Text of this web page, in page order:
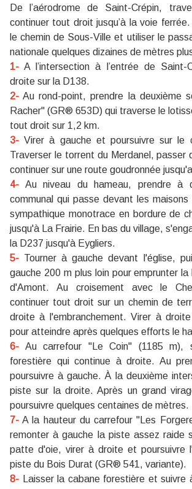
De l’aérodrome de Saint-Crépin,
continuer tout droit jusqu’à la voie
le chemin de Sous-Ville et utiliser le
nationale quelques dizaines de mètres
1- A l’intersection à l’entrée de Saint-
droite sur la D138.
2- Au rond-point, prendre la deuxième
Racher" (GR® 653D) qui traverse le
tout droit sur 1,2 km.
3- Virer à gauche et poursuivre sur le
Traverser le torrent du Merdanel, passer
continuer sur une route goudronnée
4- Au niveau du hameau, prendre à
communal qui passe devant les maisons
sympathique monotrace en bordure de
jusqu'à La Frairie. En bas du village,
la D237 jusqu'à Eygliers.
5- Tourner à gauche devant l'église,
gauche 200 m plus loin pour emprunter
d'Amont. Au croisement avec le
continuer tout droit sur un chemin de
droite à l'embranchement. Virer à
pour atteindre après quelques efforts le
6- Au carrefour "Le Coin" (1185 m),
forestière qui continue à droite. Au
poursuivre à gauche. À la deuxième
piste sur la droite. Après un grand
poursuivre quelques centaines de mètres.
7- A la hauteur du carrefour "Les
remonter à gauche la piste assez raide
patte d'oie, virer à droite et poursuivre
piste du Bois Durat (GR® 541, variante).
8- Laisser la cabane forestière et suivre